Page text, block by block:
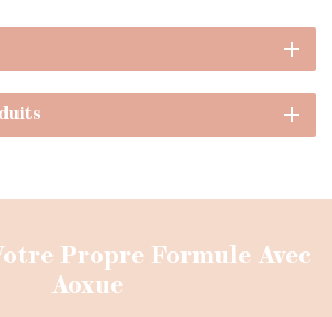
Propre Formule Avec
Aoxue